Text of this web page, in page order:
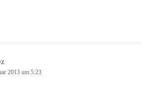
2013 um 5:23